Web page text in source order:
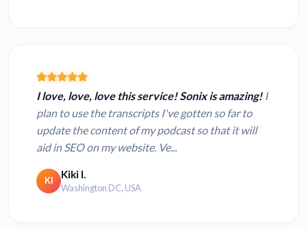
I love, love, love this service! Sonix is amazing!I
plan to use the transcripts I've gotten so far to
update the content of my podcast so that it will
aid in SEO on my website. Ve...
KI Kiki I.
Washington DC, USA